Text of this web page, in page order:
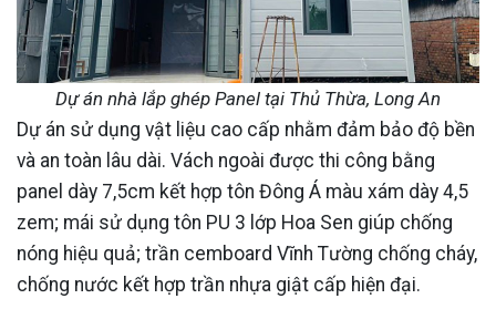
Dự án nhà lắp ghép Panel tại Thủ Thừa, Long An
Dự án sử dụng vật liệu cao cấp nhằm đảm bảo độ bền
và an toàn lâu dài. Vách ngoài được thi công bằng
panel dày 7,5cm kết hợp tôn Đông Á màu xám dày 4,5
zem; mái sử dụng tôn PU 3 lớp Hoa Sen giúp chống
nóng hiệu quả; trần cemboard Vĩnh Tường chống cháy,
chống nước kết hợp trần nhựa giật cấp hiện đại.